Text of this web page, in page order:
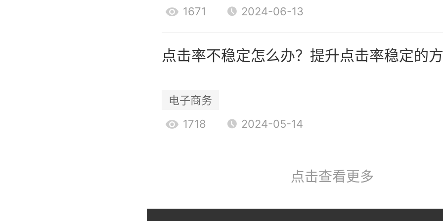
销、内容营销和影响者营销是一些常见的跨
营销方式。要把握这些方式，需要进行市
了解目标市场的特点和用户需求，并制定
适应不断变化的市场环境和用户需求。
1671
2024-06-13
点击率不稳定怎么办？提升点击率稳定的
电子商务
1718
2024-05-14
点击查看更多